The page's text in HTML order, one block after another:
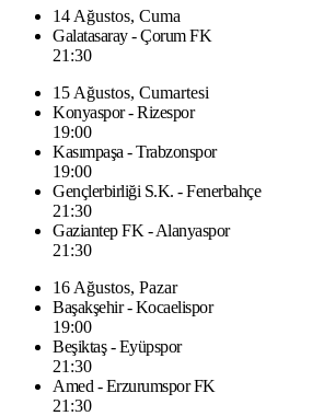
14 Ağustos, Cuma
Galatasaray - Çorum FK
21:30
15 Ağustos, Cumartesi
Konyaspor - Rizespor
19:00
Kasımpaşa - Trabzonspor
19:00
Gençlerbirliği S.K. - Fenerbahçe
21:30
Gaziantep FK - Alanyaspor
21:30
16 Ağustos, Pazar
Başakşehir - Kocaelispor
19:00
Beşiktaş - Eyüpspor
21:30
Amed - Erzurumspor FK
21:30